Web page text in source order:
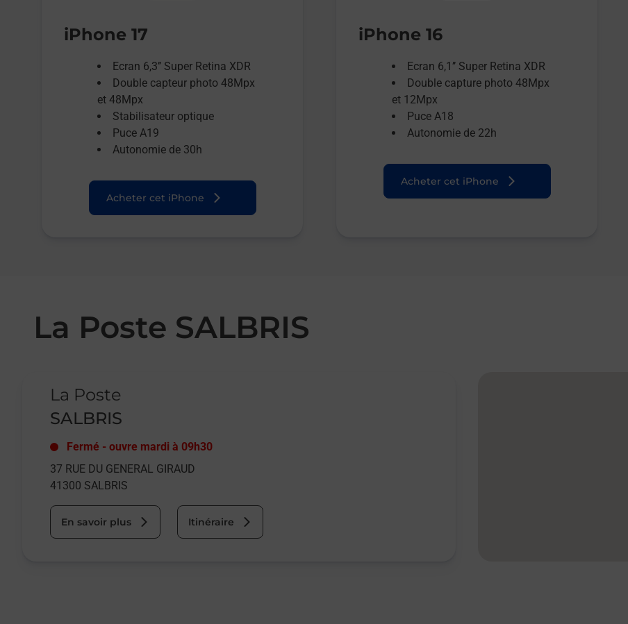
iPhone 17
Ecran 6,3’’ Super Retina XDR
Double capteur photo 48Mpx
et 48Mpx
Stabilisateur optique
Puce A19
Autonomie de 30h
Acheter cet iPhone
iPhone 16
Ecran 6,1’’ Super Retina XDR
Double capture photo 48Mpx
et 12Mpx
Puce A18
Autonomie de 22h
Acheter cet iPhone
La Poste SALBRIS
La Poste
SALBRIS
Fermé - ouvre mardi à 09h30
37 RUE DU GENERAL GIRAUD
41300 SALBRIS
En savoir plus Itinéraire